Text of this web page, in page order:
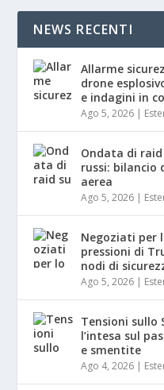
NEWS RECENTI
Allarme
drone
e indagini in
Ago 5, 2026 |
Ondata di
russi: bilancio
aerea
Ago 5, 2026 |
Negoziati per
pressioni di
nodi di
Ago 5, 2026 |
Tensioni sullo
l’intesa sul
e smentite
Ago 4, 2026 |